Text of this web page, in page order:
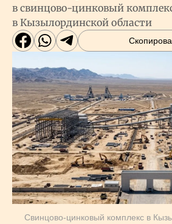
в свинцово-цинковый
в Кызылординской области
Свинцово-цинковый комплекс в